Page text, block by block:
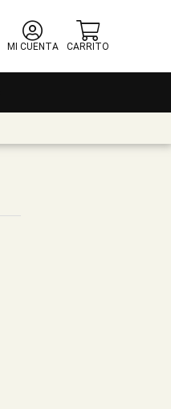
MI CUENTA
CARRITO